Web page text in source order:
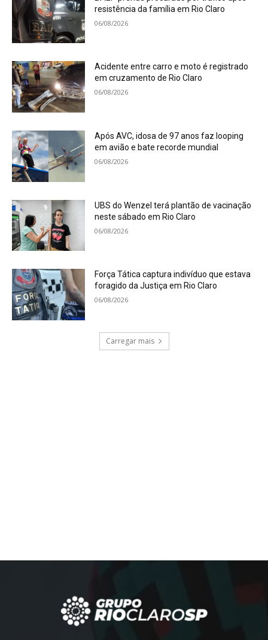
resistência da família em Rio Claro
06/08/2026
Acidente entre carro e moto é registrado
em cruzamento de Rio Claro
06/08/2026
Após AVC, idosa de 97 anos faz looping
em avião e bate recorde mundial
06/08/2026
UBS do Wenzel terá plantão de vacinação
neste sábado em Rio Claro
06/08/2026
Força Tática captura indivíduo que estava
foragido da Justiça em Rio Claro
06/08/2026
Carregar mais